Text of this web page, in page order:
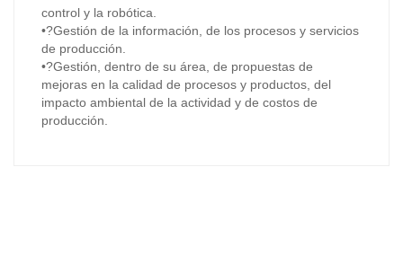
control y la robótica.
•?Gestión de la información, de los procesos y servicios
de producción.
•?Gestión, dentro de su área, de propuestas de
mejoras en la calidad de procesos y productos, del
impacto ambiental de la actividad y de costos de
producción.